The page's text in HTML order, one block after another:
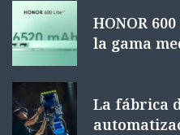
HONOR
la gama
La fábrica